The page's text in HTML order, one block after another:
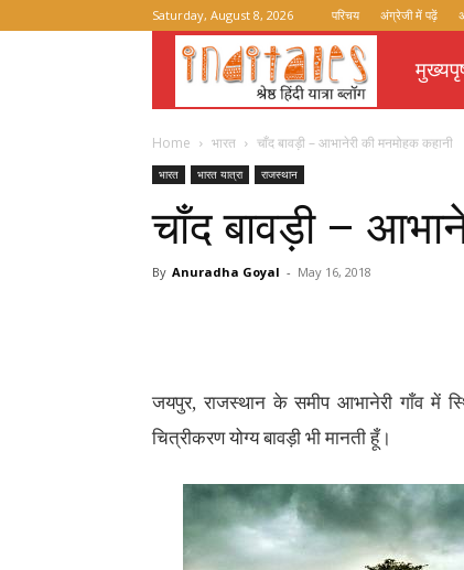
Saturday, August 8, 2026 परिचय अंग्रेजी में पढ़ें
Inditales
Home भारत चाँद बावड़ी – आभानेरी की मनमोहक कहानी
भारत भारत यात्रा राजस्थान
चाँद बावड़ी –
By Anuradha Goyal - May 16, 2018
जयपुर, राजस्थान के समीप आभानेरी गाँव में
चित्रीकरण योग्य बावड़ी भी मानती हूँ।